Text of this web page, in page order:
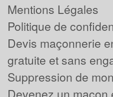
Mentions Légales
Politique de
Devis maçonnerie
gratuite et sans
Suppression de
Devenez un maçon